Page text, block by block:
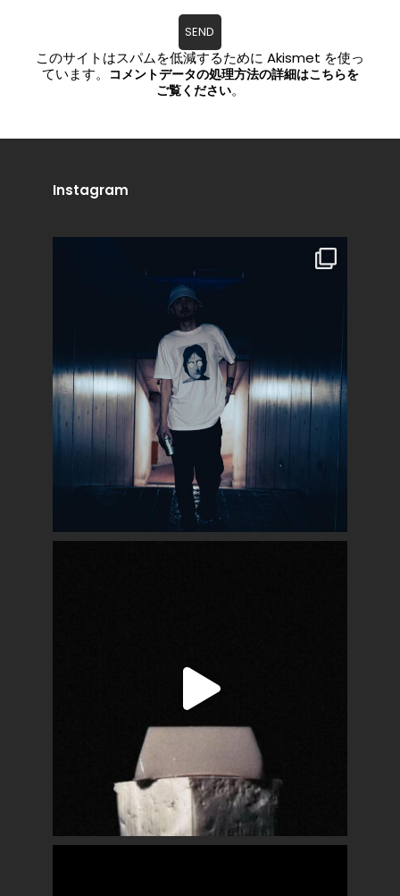
このサイトはスパムを低減するために Akismet を使っ
ています。 コメントデータの処理方法の詳細はこちらを
ご覧ください。
Instagram